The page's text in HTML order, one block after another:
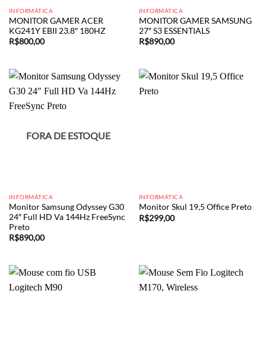
INFORMÁTICA
MONITOR GAMER ACER
KG241Y EBII 23.8″ 180HZ
R$800,00
INFORMÁTICA
MONITOR GAMER SAMSUNG
27″ S3 ESSENTIALS
R$890,00
FORA DE ESTOQUE
INFORMÁTICA
Monitor Samsung Odyssey G30
24″ Full HD Va 144Hz FreeSync
Preto
R$890,00
INFORMÁTICA
Monitor Skul 19,5 Office Preto
R$299,00